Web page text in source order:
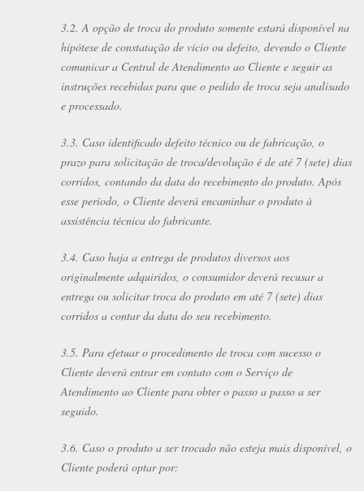
3.2. A opção de troca do produto somente estará disponível na
hipótese de constatação de vício ou defeito, devendo o Cliente
comunicar a Central de Atendimento ao Cliente e seguir as
instruções recebidas para que o pedido de troca seja analisado
e processado.
3.3. Caso identificado defeito técnico ou de fabricação, o
prazo para solicitação de troca/devolução é de até 7 (sete) dias
corridos, contando da data do recebimento do produto. Após
esse período, o Cliente deverá encaminhar o produto à
assistência técnica do fabricante.
3.4. Caso haja a entrega de produtos diversos aos
originalmente adquiridos, o consumidor deverá recusar a
entrega ou solicitar troca do produto em até 7 (sete) dias
corridos a contar da data do seu recebimento.
3.5. Para efetuar o procedimento de troca com sucesso o
Cliente deverá entrar em contato com o Serviço de
Atendimento ao Cliente para obter o passo a passo a ser
seguido.
3.6. Caso o produto a ser trocado não esteja mais disponível, o
Cliente poderá optar por: